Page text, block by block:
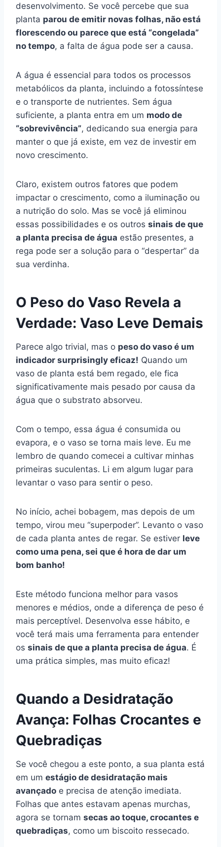
desenvolvimento. Se você percebe que sua
planta parou de emitir novas folhas, não está
florescendo ou parece que está “congelada”
no tempo, a falta de água pode ser a causa.
A água é essencial para todos os processos
metabólicos da planta, incluindo a fotossíntese
e o transporte de nutrientes. Sem água
suficiente, a planta entra em um modo de
“sobrevivência”, dedicando sua energia para
manter o que já existe, em vez de investir em
novo crescimento.
Claro, existem outros fatores que podem
impactar o crescimento, como a iluminação ou
a nutrição do solo. Mas se você já eliminou
essas possibilidades e os outros sinais de que
a planta precisa de água estão presentes, a
rega pode ser a solução para o “despertar” da
sua verdinha.
O Peso do Vaso Revela a
Verdade: Vaso Leve Demais
Parece algo trivial, mas o peso do vaso é um
indicador surprisingly eficaz! Quando um
vaso de planta está bem regado, ele fica
significativamente mais pesado por causa da
água que o substrato absorveu.
Com o tempo, essa água é consumida ou
evapora, e o vaso se torna mais leve. Eu me
lembro de quando comecei a cultivar minhas
primeiras suculentas. Li em algum lugar para
levantar o vaso para sentir o peso.
No início, achei bobagem, mas depois de um
tempo, virou meu “superpoder”. Levanto o vaso
de cada planta antes de regar. Se estiver leve
como uma pena, sei que é hora de dar um
bom banho!
Este método funciona melhor para vasos
menores e médios, onde a diferença de peso é
mais perceptível. Desenvolva esse hábito, e
você terá mais uma ferramenta para entender
os sinais de que a planta precisa de água. É
uma prática simples, mas muito eficaz!
Quando a Desidratação
Avança: Folhas Crocantes e
Quebradiças
Se você chegou a este ponto, a sua planta está
em um estágio de desidratação mais
avançado e precisa de atenção imediata.
Folhas que antes estavam apenas murchas,
agora se tornam secas ao toque, crocantes e
quebradiças, como um biscoito ressecado.